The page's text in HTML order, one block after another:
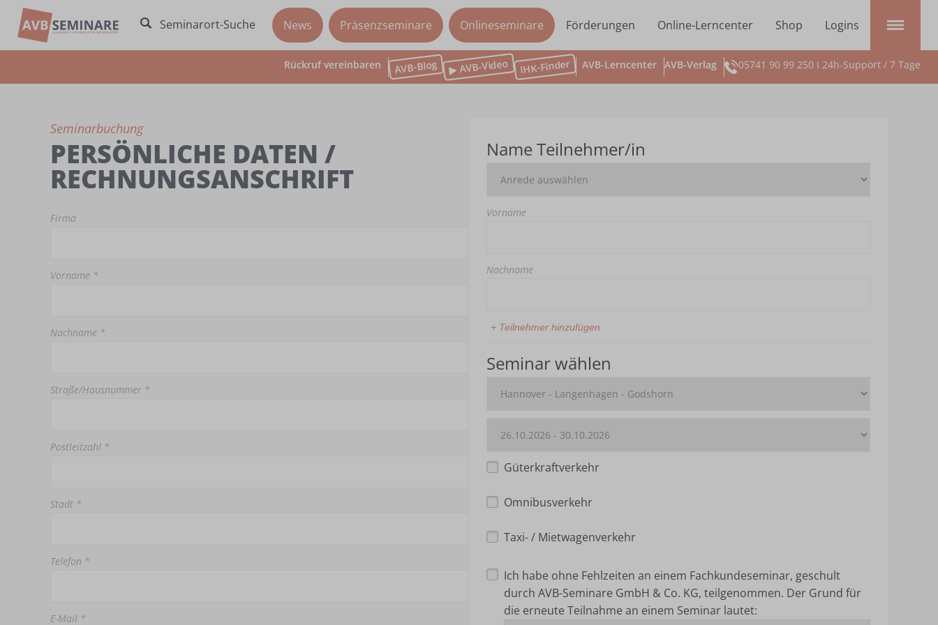
Seminarort-Suche News Präsenzseminare Onlineseminare Förderungen Online-Lerncenter Shop Logins
Rückruf vereinbaren AVB-Blog ▶ AVB-Video IHK-Finder AVB-Lerncenter AVB-Verlag 05741 90 99 250 I 24h-Support / 7 Tage
Seminarbuchung
PERSÖNLICHE DATEN /
RECHNUNGSANSCHRIFT
Firma
Vorname *
Nachname *
Straße/Hausnummer *
Postleitzahl *
Stadt *
Telefon *
E-Mail *
Name Teilnehmer/in
Vorname
Nachname
+ Teilnehmer hinzufügen
Seminar wählen
Güterkraftverkehr
Omnibusverkehr
Taxi- / Mietwagenverkehr
Ich habe ohne Fehlzeiten an einem Fachkundeseminar, geschult
durch AVB-Seminare GmbH & Co. KG, teilgenommen. Der Grund für
die erneute Teilnahme an einem Seminar lautet: